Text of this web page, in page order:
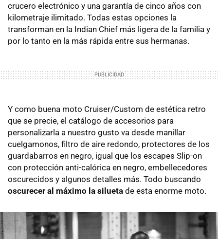
crucero electrónico y una garantía de cinco años con
kilometraje ilimitado. Todas estas opciones la
transforman en la Indian Chief más ligera de la familia y
por lo tanto en la más rápida entre sus hermanas.
Y como buena moto Cruiser/Custom de estética retro
que se precie, el catálogo de accesorios para
personalizarla a nuestro gusto va desde manillar
cuelgamonos, filtro de aire redondo, protectores de los
guardabarros en negro, igual que los escapes Slip-on
con protección anti-calórica en negro, embellecedores
oscurecidos y algunos detalles más. Todo buscando
oscurecer al máximo la silueta de esta enorme moto.